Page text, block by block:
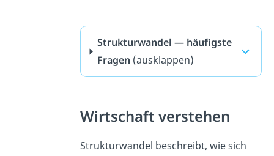
Strukturwandel — häufigste
Fragen (ausklappen)
Wirtschaft verstehen
Strukturwandel beschreibt, wie sich